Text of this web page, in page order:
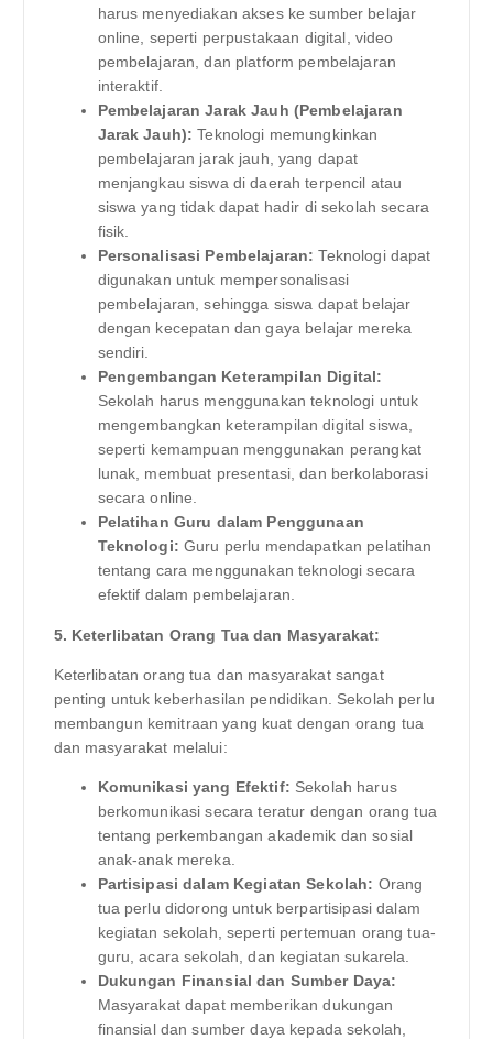
harus menyediakan akses ke sumber belajar
online, seperti perpustakaan digital, video
pembelajaran, dan platform pembelajaran
interaktif.
Pembelajaran Jarak Jauh (Pembelajaran
Jarak Jauh): Teknologi memungkinkan
pembelajaran jarak jauh, yang dapat
menjangkau siswa di daerah terpencil atau
siswa yang tidak dapat hadir di sekolah secara
fisik.
Personalisasi Pembelajaran: Teknologi dapat
digunakan untuk mempersonalisasi
pembelajaran, sehingga siswa dapat belajar
dengan kecepatan dan gaya belajar mereka
sendiri.
Pengembangan Keterampilan Digital:
Sekolah harus menggunakan teknologi untuk
mengembangkan keterampilan digital siswa,
seperti kemampuan menggunakan perangkat
lunak, membuat presentasi, dan berkolaborasi
secara online.
Pelatihan Guru dalam Penggunaan
Teknologi: Guru perlu mendapatkan pelatihan
tentang cara menggunakan teknologi secara
efektif dalam pembelajaran.
5. Keterlibatan Orang Tua dan Masyarakat:
Keterlibatan orang tua dan masyarakat sangat
penting untuk keberhasilan pendidikan. Sekolah perlu
membangun kemitraan yang kuat dengan orang tua
dan masyarakat melalui:
Komunikasi yang Efektif: Sekolah harus
berkomunikasi secara teratur dengan orang tua
tentang perkembangan akademik dan sosial
anak-anak mereka.
Partisipasi dalam Kegiatan Sekolah: Orang
tua perlu didorong untuk berpartisipasi dalam
kegiatan sekolah, seperti pertemuan orang tua-
guru, acara sekolah, dan kegiatan sukarela.
Dukungan Finansial dan Sumber Daya:
Masyarakat dapat memberikan dukungan
finansial dan sumber daya kepada sekolah,